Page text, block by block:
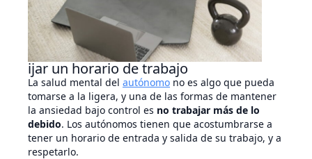
ijar un horario de trabajo
La salud mental del autónomo no es algo que pueda
tomarse a la ligera, y una de las formas de mantener
la ansiedad bajo control es no trabajar más de lo
debido. Los autónomos tienen que acostumbrarse a
tener un horario de entrada y salida de su trabajo, y a
respetarlo.